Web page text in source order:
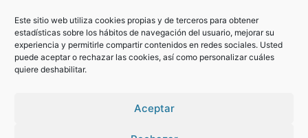
Este sitio web utiliza cookies propias y de terceros para obtener
estadísticas sobre los hábitos de navegación del usuario, mejorar su
experiencia y permitirle compartir contenidos en redes sociales. Usted
puede aceptar o rechazar las cookies, así como personalizar cuáles
quiere deshabilitar.
Aceptar